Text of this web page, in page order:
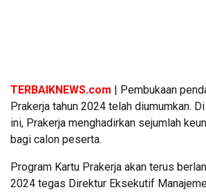
TERBAIKNEWS.com | Pembukaan
Prakerja tahun 2024 telah diumumkan.
ini, Prakerja menghadirkan sejumlah
bagi calon peserta.
Program Kartu Prakerja akan terus
2024 tegas Direktur Eksekutif